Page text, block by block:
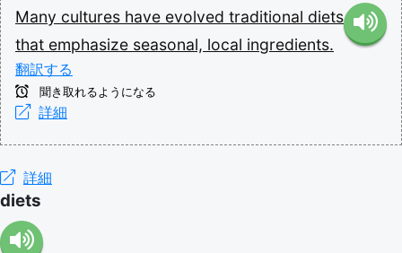
Many cultures have evolved traditional diets
that emphasize seasonal, local ingredients.
翻訳する
聞き取れるようになる
詳細
詳細
diets